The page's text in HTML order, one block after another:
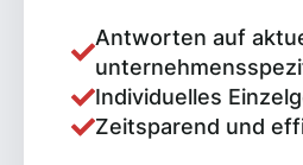
Antworten auf
Individuelles
Zeitsparend und